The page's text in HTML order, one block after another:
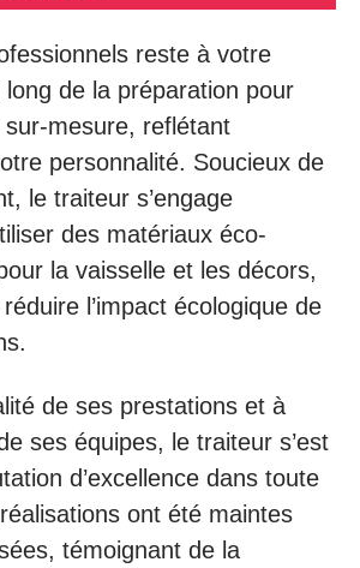
reste à votre
de la préparation pour
mesure, reflétant
personnalité. Soucieux de
le traiteur s’engage
des matériaux éco-
la vaisselle et les décors,
l’impact écologique de
de ses prestations et à
ses équipes, le traiteur s’est
d’excellence dans toute
ont été maintes
témoignant de la